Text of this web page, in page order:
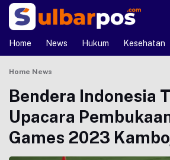
Home News Hukum Kesehatan
Home News
Bendera Indonesia
Upacara
Games 2023